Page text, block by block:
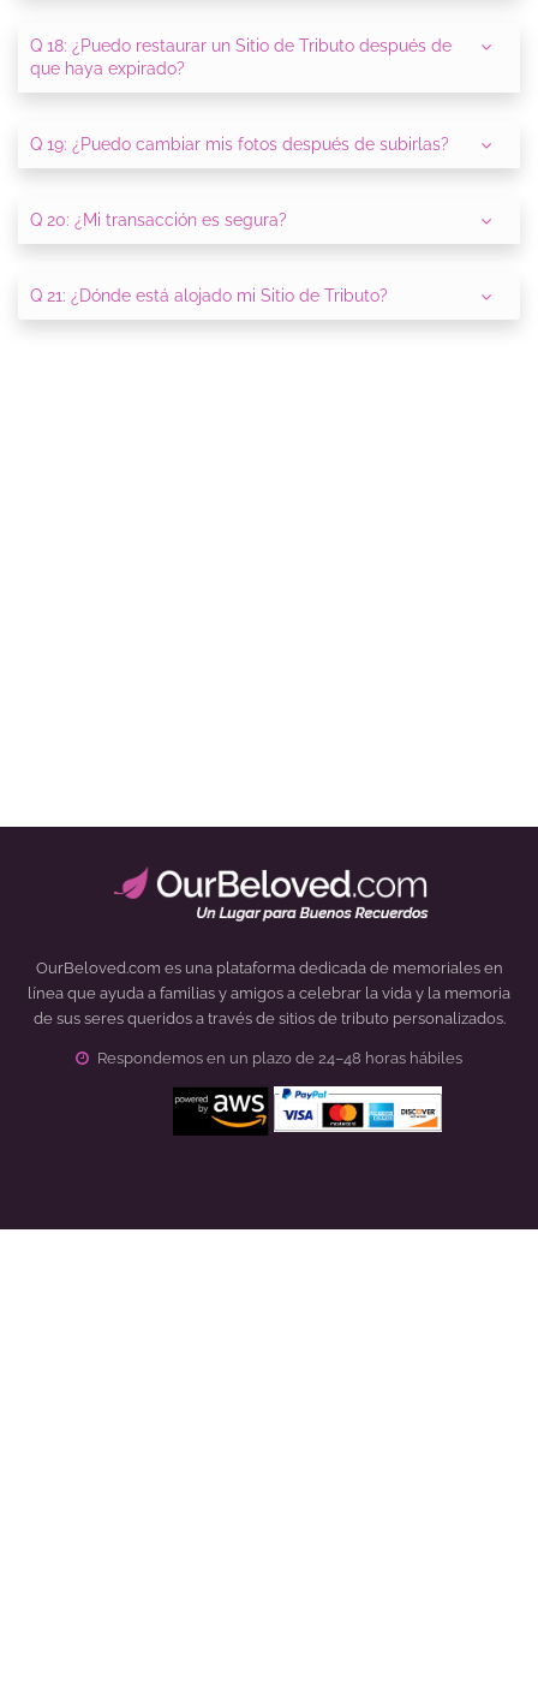
Q 18: ¿Puedo restaurar un Sitio de Tributo después de
que haya expirado?
Q 19: ¿Puedo cambiar mis fotos después de subirlas?
Q 20: ¿Mi transacción es segura?
Q 21: ¿Dónde está alojado mi Sitio de Tributo?
OurBeloved.com es una plataforma dedicada de memoriales en
línea que ayuda a familias y amigos a celebrar la vida y la memoria
de sus seres queridos a través de sitios de tributo personalizados.
Respondemos en un plazo de 24–48 horas hábiles
Click to open certificate verification popup